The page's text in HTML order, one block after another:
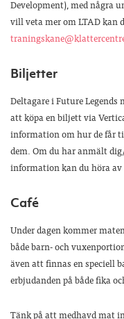
Development), med några
vill veta mer om LTAD
Biljetter
Deltagare i Future Legends
att köpa en biljett via
information om hur de får
dem. Om du har anmält
information kan du höra
Café
Under dagen kommer
både barn- och
även att finnas en speciell
erbjudanden på både fika
Tänk på att medhavd mat